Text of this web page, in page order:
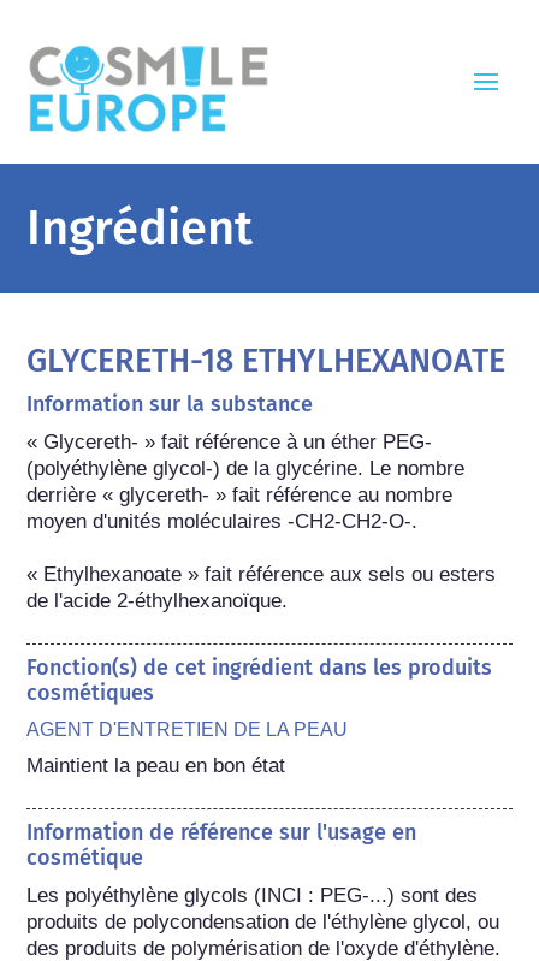
Ingrédient
GLYCERETH-18 ETHYLHEXANOATE
Information sur la substance
« Glycereth- » fait référence à un éther PEG-
(polyéthylène glycol-) de la glycérine. Le nombre
derrière « glycereth- » fait référence au nombre
moyen d'unités moléculaires -CH2-CH2-O-.
« Ethylhexanoate » fait référence aux sels ou esters
de l'acide 2-éthylhexanoïque.
Fonction(s) de cet ingrédient dans les produits
cosmétiques
AGENT D'ENTRETIEN DE LA PEAU
Maintient la peau en bon état
Information de référence sur l'usage en
cosmétique
Les polyéthylène glycols (INCI : PEG-...) sont des
produits de polycondensation de l'éthylène glycol, ou
des produits de polymérisation de l'oxyde d'éthylène.